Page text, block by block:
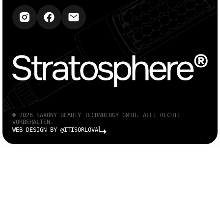
© 2026 SAXONY BEAUTY TECHNOLOGY GMBH. ALLE RECHTE
VORBEHALTEN.
WEB DESIGN BY @ITISORLOVA